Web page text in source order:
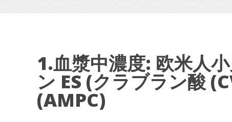
1.血漿中濃度: 欧米人
ン ES (クラブラン酸
(AMPC)